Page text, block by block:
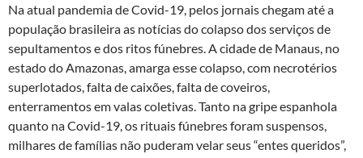
Na atual pandemia de Covid-19, pelos jornais chegam até a
população brasileira as notícias do colapso dos serviços de
sepultamentos e dos ritos fúnebres. A cidade de Manaus, no
estado do Amazonas, amarga esse colapso, com necrotérios
superlotados, falta de caixões, falta de coveiros,
enterramentos em valas coletivas. Tanto na gripe espanhola
quanto na Covid-19, os rituais fúnebres foram suspensos,
milhares de famílias não puderam velar seus “entes queridos”,